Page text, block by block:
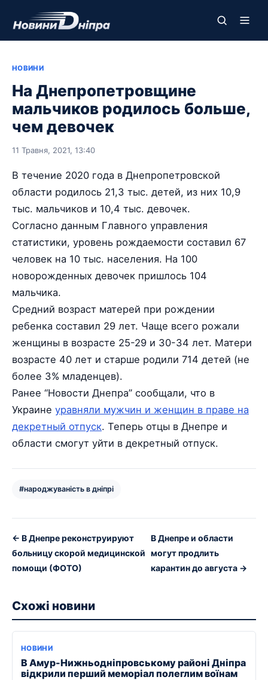
НОВИНИ
На Днепропетровщине
мальчиков родилось больше,
чем девочек
11 Травня, 2021, 13:40
В течение 2020 года в Днепропетровской
области родилось 21,3 тыс. детей, из них 10,9
тыс. мальчиков и 10,4 тыс. девочек.
Согласно данным Главного управления
статистики, уровень рождаемости составил 67
человек на 10 тыс. населения. На 100
новорожденных девочек пришлось 104
мальчика.
Средний возраст матерей при рождении
ребенка составил 29 лет. Чаще всего рожали
женщины в возрасте 25-29 и 30-34 лет. Матери
возрасте 40 лет и старше родили 714 детей (не
более 3% младенцев).
Ранее “Новости Днепра” сообщали, что в
Украине уравняли мужчин и женщин в праве на
декретный отпуск. Теперь отцы в Днепре и
области смогут уйти в декретный отпуск.
#народжуваність в дніпрі
← В Днепре реконструируют
больницу скорой медицинской
помощи (ФОТО)
В Днепре и области
могут продлить
карантин до августа →
Схожі новини
НОВИНИ
В Амур-Нижньодніпровському районі Дніпра
відкрили перший меморіал полеглим воїнам